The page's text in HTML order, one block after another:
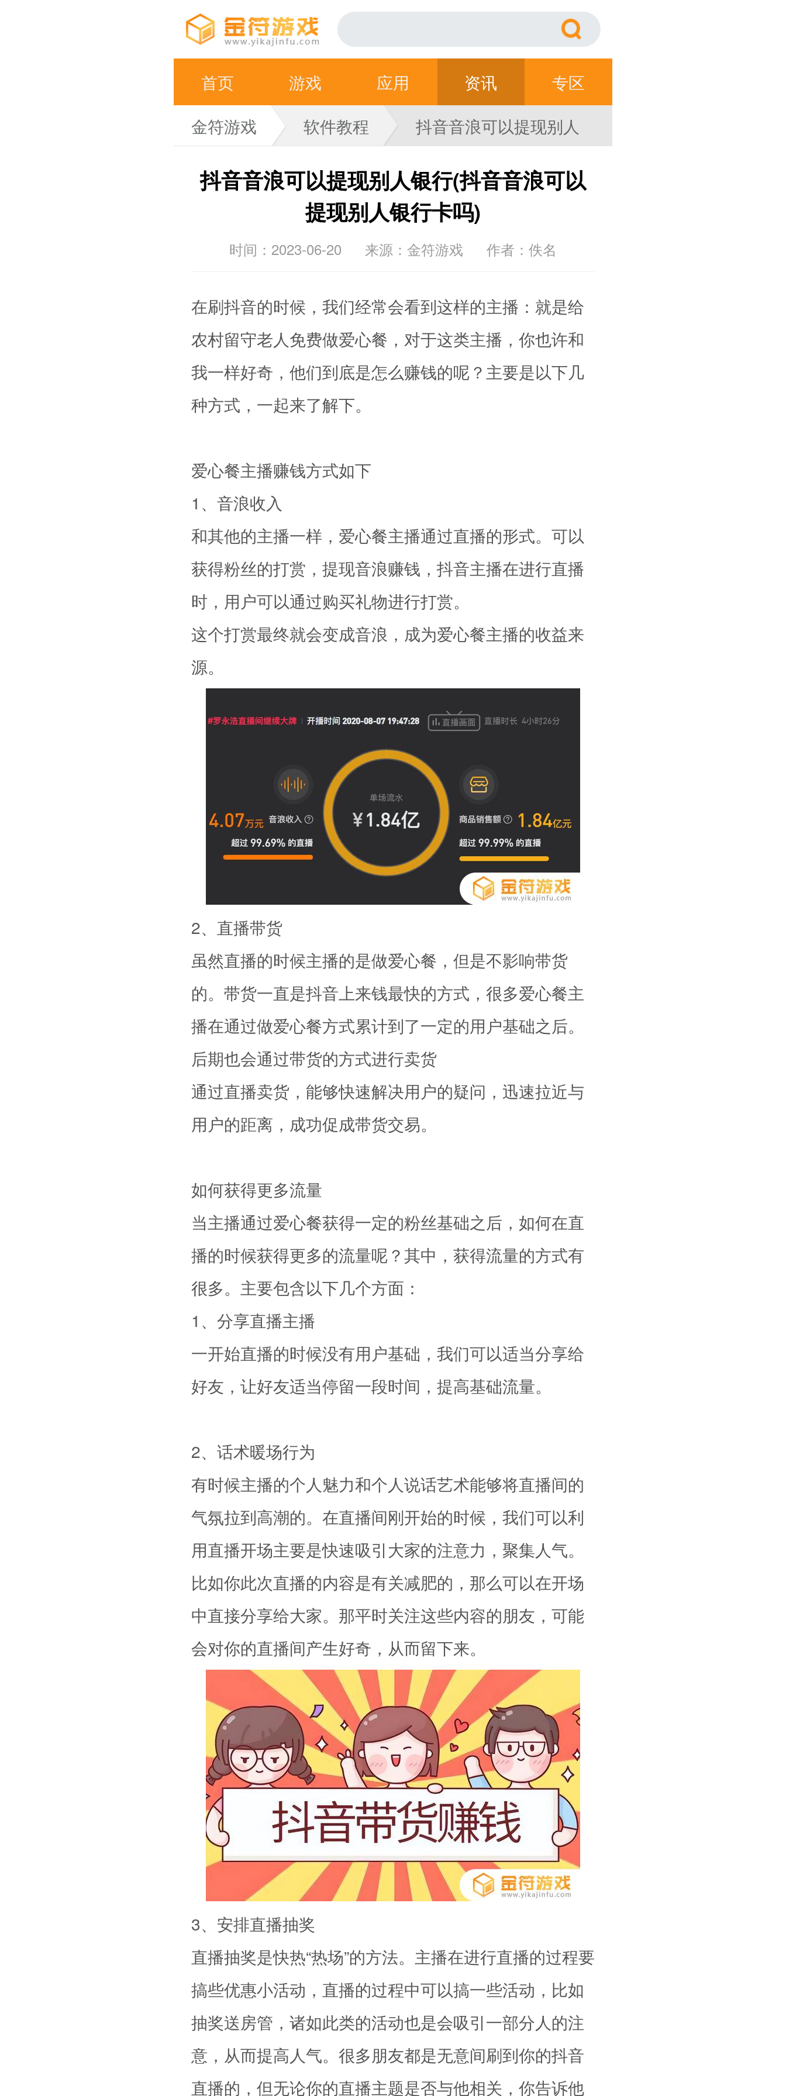
首页 游戏 应用 资讯
专区
金符游戏
软件教程
抖音音浪可以提现别人
银行(抖音音浪可以提
现别人银行卡吗)
抖音音浪可以提现别人银行(抖音音浪可以
提现别人银行卡吗)
时间：2023-06-20 来源：金符游戏 作者：佚名
在刷抖音的时候，我们经常会看到这样的主播：就是给
农村留守老人免费做爱心餐，对于这类主播，你也许和
我一样好奇，他们到底是怎么赚钱的呢？主要是以下几
种方式，一起来了解下。
爱心餐主播赚钱方式如下
1、音浪收入
和其他的主播一样，爱心餐主播通过直播的形式。可以
获得粉丝的打赏，提现音浪赚钱，抖音主播在进行直播
时，用户可以通过购买礼物进行打赏。
这个打赏最终就会变成音浪，成为爱心餐主播的收益来
源。
2、直播带货
虽然直播的时候主播的是做爱心餐，但是不影响带货
的。带货一直是抖音上来钱最快的方式，很多爱心餐主
播在通过做爱心餐方式累计到了一定的用户基础之后。
后期也会通过带货的方式进行卖货
通过直播卖货，能够快速解决用户的疑问，迅速拉近与
用户的距离，成功促成带货交易。
如何获得更多流量
当主播通过爱心餐获得一定的粉丝基础之后，如何在直
播的时候获得更多的流量呢？其中，获得流量的方式有
很多。主要包含以下几个方面：
1、分享直播主播
一开始直播的时候没有用户基础，我们可以适当分享给
好友，让好友适当停留一段时间，提高基础流量。
2、话术暖场行为
有时候主播的个人魅力和个人说话艺术能够将直播间的
气氛拉到高潮的。在直播间刚开始的时候，我们可以利
用直播开场主要是快速吸引大家的注意力，聚集人气。
比如你此次直播的内容是有关减肥的，那么可以在开场
中直接分享给大家。那平时关注这些内容的朋友，可能
会对你的直播间产生好奇，从而留下来。
3、安排直播抽奖
直播抽奖是快热“热场”的方法。主播在进行直播的过程要
搞些优惠小活动，直播的过程中可以搞一些活动，比如
抽奖送房管，诸如此类的活动也是会吸引一部分人的注
意，从而提高人气。很多朋友都是无意间刷到你的抖音
直播的，但无论你的直播主题是否与他相关，你告诉他